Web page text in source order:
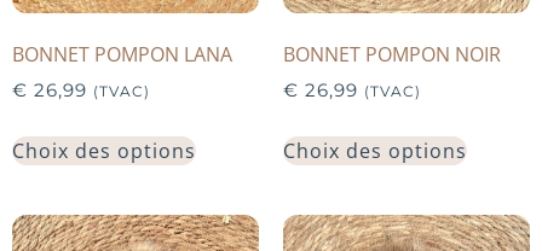
BONNET POMPON LANA
€ 26,99 (TVAC)
Choix des options
BONNET POMPON NOIR
€ 26,99 (TVAC)
Choix des options